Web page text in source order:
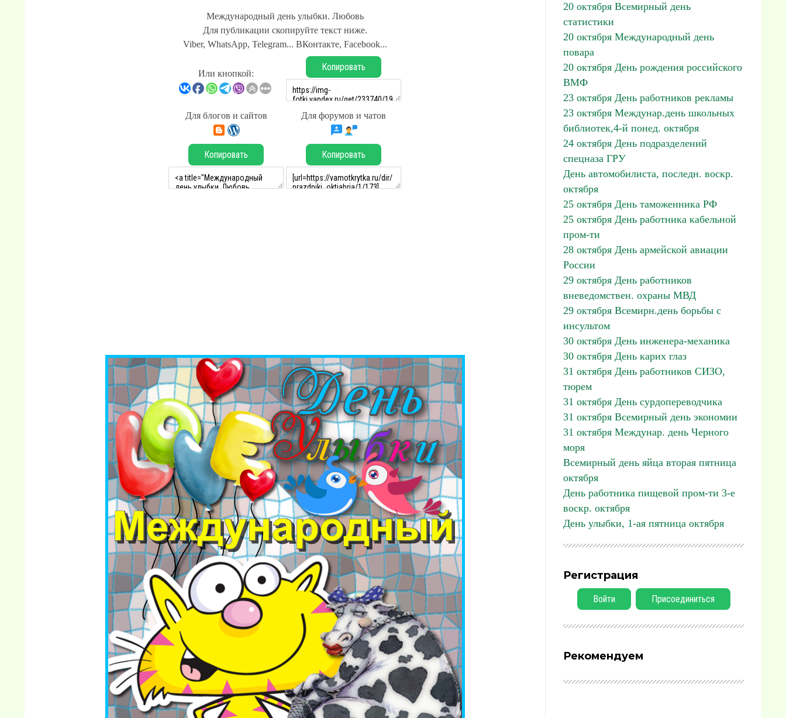
Международный день улыбки. Любовь
Для публикации скопируйте текст ниже.
Viber, WhatsApp, Telegram... ВКонтакте, Facebook...
Или кнопкой:
Копировать
Для блогов и сайтов Для форумов и чатов
Копировать Копировать
20 октября Всемирный день
статистики
20 октября Международный день
повара
20 октября День рождения российского
ВМФ
23 октября День работников рекламы
23 октября Междунар.день школьных
библиотек,4-й понед. октября
24 октября День подразделений
спецназа ГРУ
День автомобилиста, последн. воскр.
октября
25 октября День таможенника РФ
25 октября День работника кабельной
пром-ти
28 октября День армейской авиации
России
29 октября День работников
вневедомствен. охраны МВД
29 октября Всемирн.день борьбы с
инсультом
30 октября День инженера-механика
30 октября День карих глаз
31 октября День работников СИЗО,
тюрем
31 октября День сурдопереводчика
31 октября Всемирный день экономии
31 октября Междунар. день Черного
моря
Всемирный день яйца вторая пятница
октября
День работника пищевой пром-ти 3-е
воскр. октября
День улыбки, 1-ая пятница октября
Регистрация
Войти Присоединиться
Рекомендуем